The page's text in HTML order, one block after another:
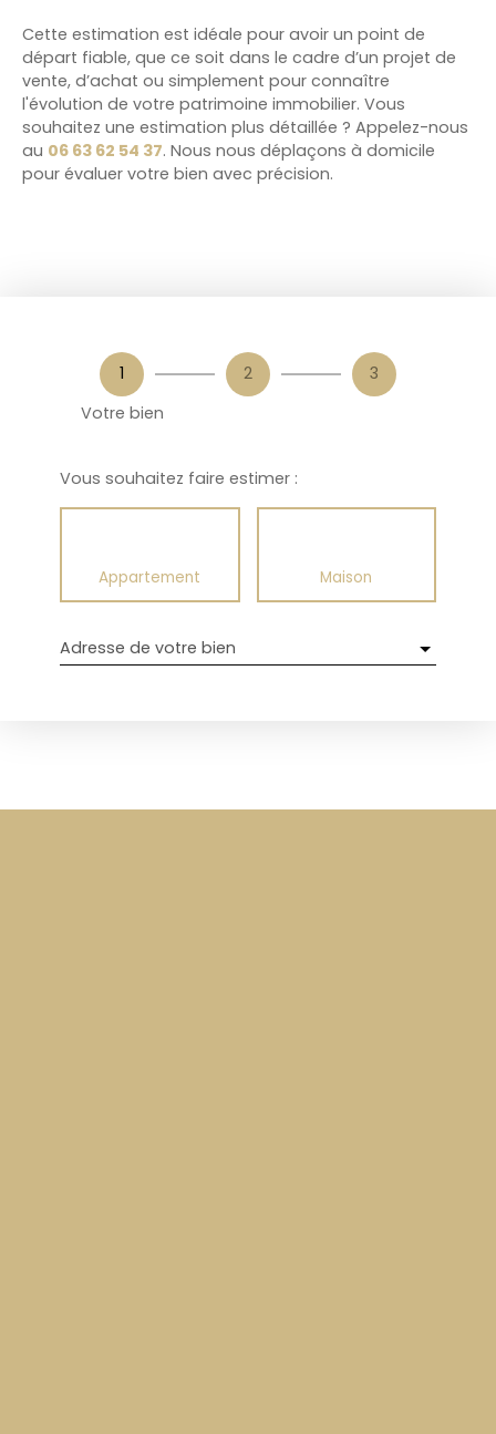
Cette estimation est idéale pour avoir un point de
départ fiable, que ce soit dans le cadre d’un projet de
vente, d’achat ou simplement pour connaître
l'évolution de votre patrimoine immobilier. Vous
souhaitez une estimation plus détaillée ? Appelez-nous
au 06 63 62 54 37. Nous nous déplaçons à domicile
pour évaluer votre bien avec précision.
1
Votre bien
2 3
Vous souhaitez faire estimer :
Appartement Maison
Adresse de votre bien